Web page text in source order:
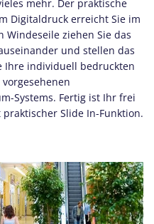
mehr. Der praktische
Digitaldruck erreicht Sie im
Windeseile ziehen Sie das
und stellen das
Ihre individuell bedruckten
Systems. Fertig ist Ihr frei
praktischer Slide In-Funktion.